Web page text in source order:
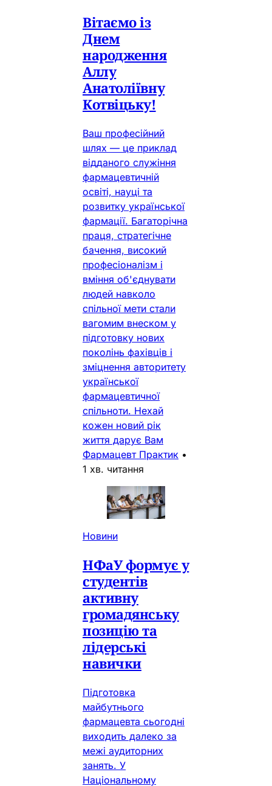
Вітаємо із
Днем
народження
Аллу
Анатоліївну
Котвіцьку!
Ваш професійний
шлях — це приклад
відданого служіння
фармацевтичній
освіті, науці та
розвитку української
фармації. Багаторічна
праця, стратегічне
бачення, високий
професіоналізм і
вміння об'єднувати
людей навколо
спільної мети стали
вагомим внеском у
підготовку нових
поколінь фахівців і
зміцнення авторитету
української
фармацевтичної
спільноти. Нехай
кожен новий рік
життя дарує Вам
Фармацевт Практик •
1 хв. читання
Новини
НФаУ формує у
студентів
активну
громадянську
позицію та
лідерські
навички
Підготовка
майбутнього
фармацевта сьогодні
виходить далеко за
межі аудиторних
занять. У
Національному